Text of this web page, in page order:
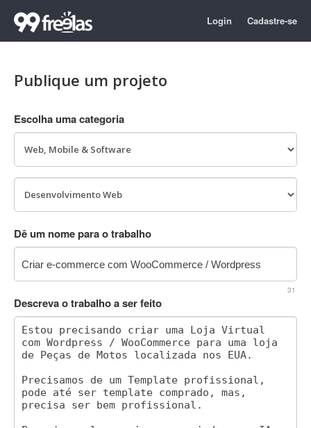
Login Cadastre-se
Publique um projeto
Escolha uma categoria
Dê um nome para o trabalho
31
Descreva o trabalho a ser feito